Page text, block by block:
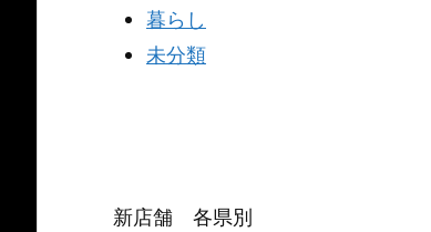
暮らし
未分類
新店舗 各県別